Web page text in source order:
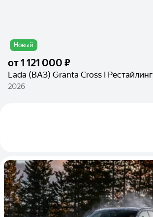
Новый
от1 121 000 ₽
Lada (ВАЗ) Granta Cross I Рестайлинг
2026